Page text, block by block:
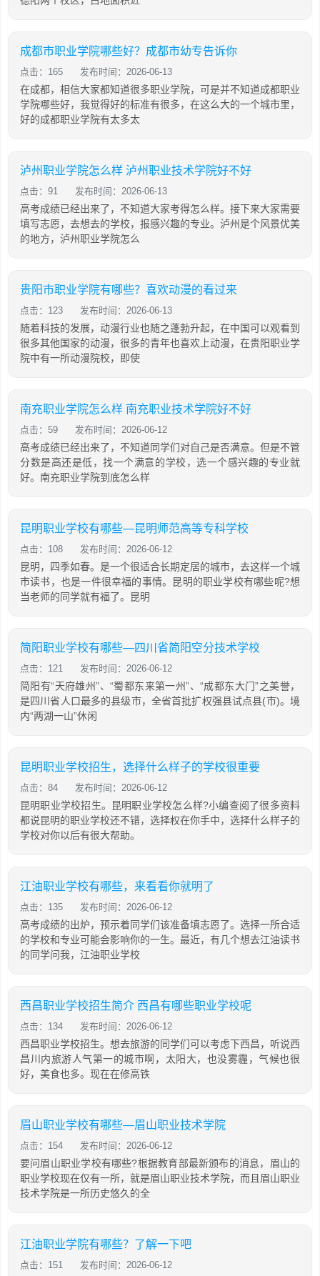
成都市职业学院哪些好？成都市幼专告诉你
点击：165 发布时间：2026-06-13
在成都，相信大家都知道很多职业学院，可是并不知道成都职业
学院哪些好，我觉得好的标准有很多，在这么大的一个城市里，
好的成都职业学院有太多太
泸州职业学院怎么样 泸州职业技术学院好不好
点击：91 发布时间：2026-06-13
高考成绩已经出来了，不知道大家考得怎么样。接下来大家需要
填写志愿，去想去的学校，报感兴趣的专业。泸州是个风景优美
的地方，泸州职业学院怎么
贵阳市职业学院有哪些？喜欢动漫的看过来
点击：123 发布时间：2026-06-13
随着科技的发展，动漫行业也随之蓬勃升起，在中国可以观看到
很多其他国家的动漫，很多的青年也喜欢上动漫，在贵阳职业学
院中有一所动漫院校，即使
南充职业学院怎么样 南充职业技术学院好不好
点击：59 发布时间：2026-06-12
高考成绩已经出来了，不知道同学们对自己是否满意。但是不管
分数是高还是低，找一个满意的学校，选一个感兴趣的专业就
好。南充职业学院到底怎么样
昆明职业学校有哪些—昆明师范高等专科学校
点击：108 发布时间：2026-06-12
昆明，四季如春。是一个很适合长期定居的城市，去这样一个城
市读书，也是一件很幸福的事情。昆明的职业学校有哪些呢?想
当老师的同学就有福了。昆明
简阳职业学校有哪些—四川省简阳空分技术学校
点击：121 发布时间：2026-06-12
简阳有“天府雄州”、“蜀都东来第一州”、“成都东大门”之美誉，
是四川省人口最多的县级市，全省首批扩权强县试点县(市)。境
内“两湖一山”休闲
昆明职业学校招生，选择什么样子的学校很重要
点击：84 发布时间：2026-06-12
昆明职业学校招生。昆明职业学校怎么样?小编查阅了很多资料
都说昆明的职业学校还不错，选择权在你手中，选择什么样子的
学校对你以后有很大帮助。
江油职业学校有哪些，来看看你就明了
点击：135 发布时间：2026-06-12
高考成绩的出炉，预示着同学们该准备填志愿了。选择一所合适
的学校和专业可能会影响你的一生。最近，有几个想去江油读书
的同学问我，江油职业学校
西昌职业学校招生简介 西昌有哪些职业学校呢
点击：134 发布时间：2026-06-12
西昌职业学校招生。想去旅游的同学们可以考虑下西昌，听说西
昌川内旅游人气第一的城市啊，太阳大，也没雾霾，气候也很
好，美食也多。现在在修高铁
眉山职业学校有哪些—眉山职业技术学院
点击：154 发布时间：2026-06-12
要问眉山职业学校有哪些?根据教育部最新颁布的消息，眉山的
职业学校现在仅有一所，就是眉山职业技术学院，而且眉山职业
技术学院是一所历史悠久的全
江油职业学院有哪些？了解一下吧
点击：151 发布时间：2026-06-12